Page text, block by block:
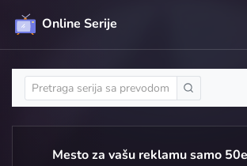
Online Serije
Mesto za vašu reklamu samo